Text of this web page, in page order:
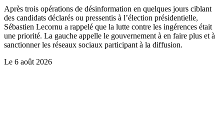
Après trois opérations de désinformation en quelques jours ciblant
des candidats déclarés ou pressentis à l’élection présidentielle,
Sébastien Lecornu a rappelé que la lutte contre les ingérences était
une priorité. La gauche appelle le gouvernement à en faire plus et à
sanctionner les réseaux sociaux participant à la diffusion.
Le 6 août 2026